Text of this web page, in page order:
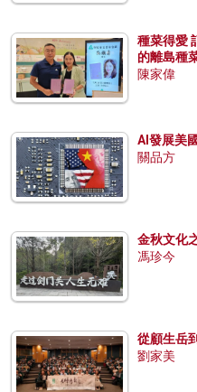
種菜得愛
的離島種
陳家偉
AI發展美
關品方
金秋文化
馮珍今
從顧生岳
劉家美